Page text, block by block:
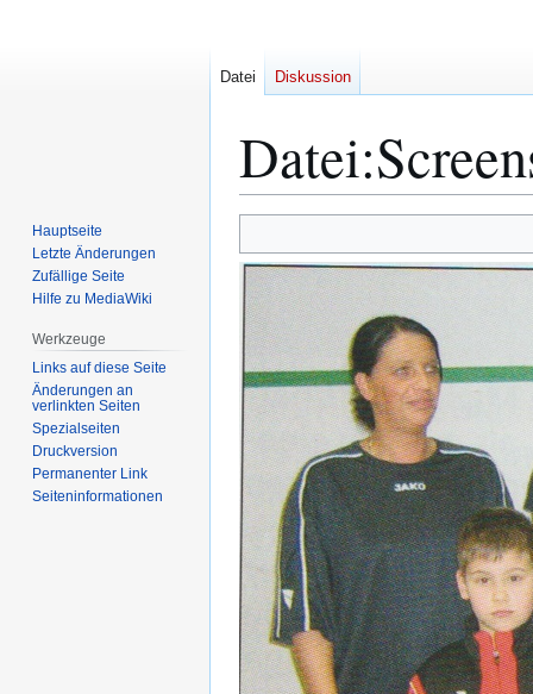
Datei:
Navigation
springen
Suche
springen
Datei Diskussion
Hauptseite
Letzte Änderungen
Zufällige Seite
Hilfe zu MediaWiki
Werkzeuge
Links auf diese Seite
Änderungen an
verlinkten Seiten
Spezialseiten
Druckversion
Permanenter Link
Seiten­­informationen